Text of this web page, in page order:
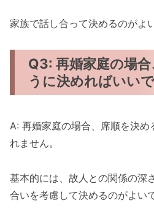
家族で話し合って決めるのがよ
Q3: 再婚家庭の場
うに決めればいい
A: 再婚家庭の場合、席順を決め
れません。
基本的には、故人との関係の深
合いを考慮して決めるのがよい